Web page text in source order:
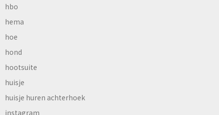
hbo
hema
hoe
hond
hootsuite
huisje
huisje huren achterhoek
instagram